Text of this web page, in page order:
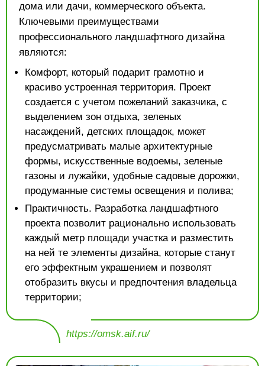
дома или дачи, коммерческого объекта.
Ключевыми преимуществами
профессионального ландшафтного дизайна
являются:
Комфорт, который подарит грамотно и
красиво устроенная территория. Проект
создается с учетом пожеланий заказчика, с
выделением зон отдыха, зеленых
насаждений, детских площадок, может
предусматривать малые архитектурные
формы, искусственные водоемы, зеленые
газоны и лужайки, удобные садовые дорожки,
продуманные системы освещения и полива;
Практичность. Разработка ландшафтного
проекта позволит рационально использовать
каждый метр площади участка и разместить
на ней те элементы дизайна, которые станут
его эффектным украшением и позволят
отобразить вкусы и предпочтения владельца
территории;
https://omsk.aif.ru/